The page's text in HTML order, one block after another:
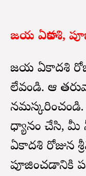
జయ ఏకాదశి,
జయ ఏకాదశి
లేవండి. ఆ
ధ్యానం చేసి,
ఏకాదశి రోజున
పూజించడానికి